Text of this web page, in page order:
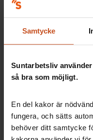
Samtycke
Suntarbetsliv
så bra som möjligt.
En del kakor är
fungera, och sätts
behöver ditt samtycke
Forskaren Anna
bok med titeln
vårdpersonal i en
Tips vid
Perioder med